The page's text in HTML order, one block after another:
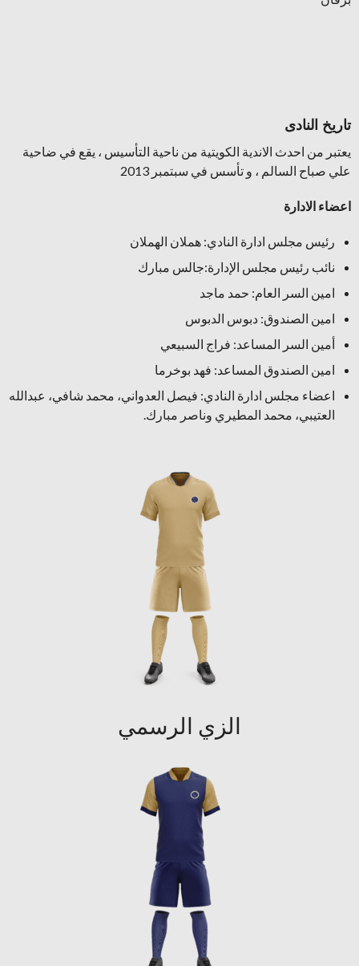
تاريخ النادى
يعتبر من احدث الاندية الكويتية من ناحية التأسيس ، يقع في ضاحية
علي صباح السالم ، و تأسس في سبتمبر 2013
اعضاء الادارة
رئيس مجلس ادارة النادي: هملان الهملان
نائب رئيس مجلس الإدارة:جالس مبارك
امين السر العام: حمد ماجد
امين الصندوق: دبوس الدبوس
أمين السر المساعد: فراج السبيعي
امين الصندوق المساعد: فهد بوخرما
اعضاء مجلس ادارة النادي: فيصل العدواني، محمد شافي، عبدالله
العتيبي، محمد المطيري وناصر مبارك.
الزي الرسمي